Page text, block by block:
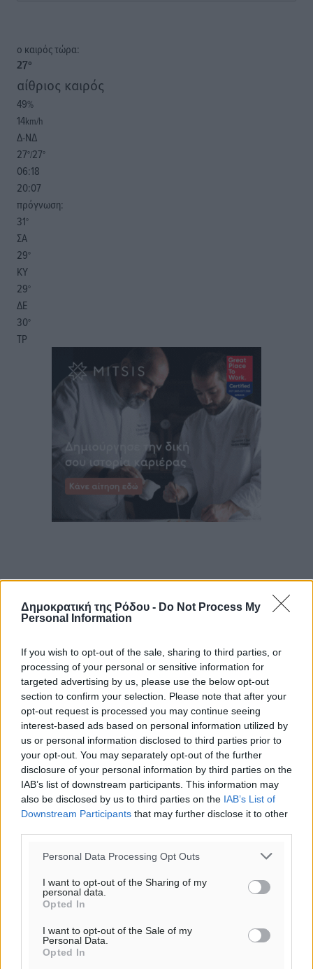
Δημοκρατική της Ρόδου - Do Not Process My
Personal Information
If you wish to opt-out of the sale, sharing to third parties, or
processing of your personal or sensitive information for
targeted advertising by us, please use the below opt-out
section to confirm your selection. Please note that after your
opt-out request is processed you may continue seeing
interest-based ads based on personal information utilized by
us or personal information disclosed to third parties prior to
your opt-out. You may separately opt-out of the further
disclosure of your personal information by third parties on the
IAB’s list of downstream participants. This information may
also be disclosed by us to third parties on the IAB’s List of
Downstream Participants that may further disclose it to other
Personal Data Processing Opt Outs
I want to opt-out of the Sharing of my
personal data.
Opted In
I want to opt-out of the Sale of my
Personal Data.
Opted In
o καιρός τώρα:
27°
αίθριος καιρός
49%
14km/h
Δ-ΝΔ
27°/27°
06:18
20:07
πρόγνωση:
31°
ΣΑ
29°
ΚΥ
29°
ΔΕ
30°
ΤΡ
Ροή ειδήσεων
Ενίσχυση των υπηρεσιών υγείας στο αεροδρόμιο της
Ρόδου: «Η πολιτική βούληση είναι η ενίσχυση, όχι η
αφαίρεση»